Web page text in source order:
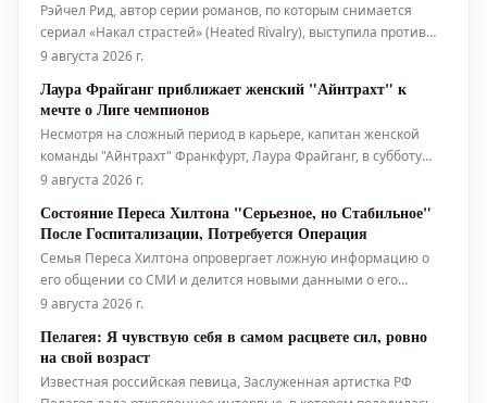
Рэйчел Рид, автор серии романов, по которым снимается
сериал «Накал страстей» (Heated Rivalry), выступила против
негативных комментариев, касающихся кастинга актеров для
Instagram, чтобы присоединиться к онлайн-дебатам о выборе
исполнителе
9 августа 2026 г.
Лаура Фрайганг приближает женский "Айнтрахт" к
мечте о Лиге чемпионов
Несмотря на сложный период в карьере, капитан женской
команды "Айнтрахт" Франкфурт, Лаура Фрайганг, в субботу
вывела свою команду на решающий квалификационный
Лаура Фрайганг. Капитан Лаура Фрайганг привел
9 августа 2026 г.
Состояние Переса Хилтона "Серьезное, но Стабильное"
После Госпитализации, Потребуется Операция
Семья Переса Хилтона опровергает ложную информацию о
его общении со СМИ и делится новыми данными о его
состоянии здоровья после недавней тревожной прямой
пишущий о сплетнях знаменитостей, по-прежнему
госпитализирован во Флориде; его состо
9 августа 2026 г.
Пелагея: Я чувствую себя в самом расцвете сил, ровно
на свой возраст
Известная российская певица, Заслуженная артистка РФ